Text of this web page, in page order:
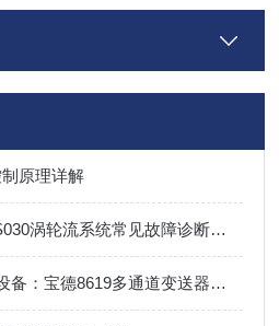
原理详解
burkert8032 SE32＋S030涡轮流系统常见故障诊断与排除方法
提升系统效率的关键设备：宝德8619多通道变送器技术详解